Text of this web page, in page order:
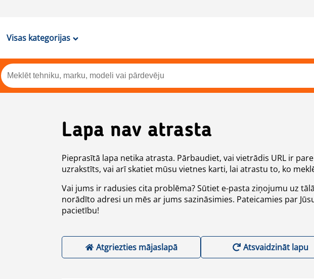
Visas kategorijas
Lapa nav atrasta
Pieprasītā lapa netika atrasta. Pārbaudiet, vai vietrādis URL ir
uzrakstīts, vai arī skatiet mūsu vietnes karti, lai atrastu to, ko
Vai jums ir radusies cita problēma? Sūtiet e-pasta ziņojumu uz
norādīto adresi un mēs ar jums sazināsimies. Pateicamies par
pacietību!
Atgriezties mājaslapā Atsvaidzināt lapu